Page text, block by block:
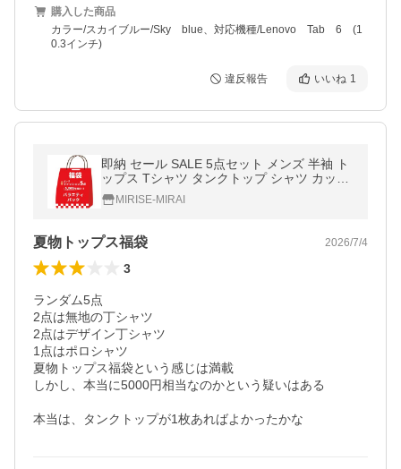
購入した商品
カラー/スカイブルー/Sky blue、対応機種/Lenovo Tab 6 (1
0.3インチ)
違反報告 いいね 1
即納 セール SALE 5点セット メンズ 半袖 ト
ップス Tシャツ タンクトップ シャツ カット
ソー 夏物 ランダム 福袋
MIRISE-MIRAI
夏物トップス福袋 2026/7/4
3
ランダム5点
2点は無地の丁シャツ
2点はデザイン丁シャツ
1点はポロシャツ
夏物トップス福袋という感じは満載
しかし、本当に5000円相当なのかという疑いはある
本当は、タンクトップが1枚あればよかったかな